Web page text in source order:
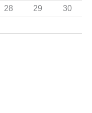
28 29
30